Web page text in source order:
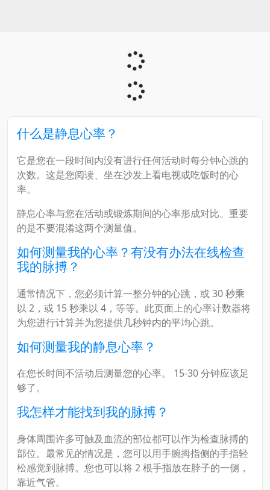
什么是静息心率？
它是您在一段时间内没有进行任何活动时每分钟心跳的
次数。这是您阅读、坐在沙发上看电视或吃饭时的心
率。
静息心率与您在活动或锻炼期间的心率形成对比。重要
的是不要混淆这两个测量值。
如何测量我的心率？有没有办法在线检查
我的脉搏？
通常情况下，您必须计算一整分钟的心跳，或 30 秒乘
以 2，或 15 秒乘以 4，等等。此页面上的心率计数器将
为您进行计算并为您提供几秒钟内的平均心跳。
如何测量我的静息心率？
在您长时间不活动后测量您的心率。 15-30 分钟应该足
够了。
我怎样才能找到我的脉搏？
身体周围许多可触及血流的部位都可以作为检查脉搏的
部位。最常见的情况是，您可以用手腕拇指侧的手指轻
松感觉到脉搏。您也可以将 2 根手指放在脖子的一侧，
靠近气管。